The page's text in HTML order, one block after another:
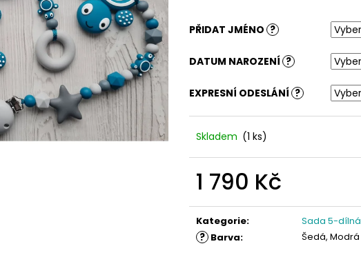
PŘIDAT JMÉNO ?
DATUM NAROZENÍ ?
EXPRESNÍ ODESLÁNÍ ?
Skladem (1 ks)
1 790 Kč
cena:
Kategorie: Sada 5-dílná
? Barva: Šedá, Modrá